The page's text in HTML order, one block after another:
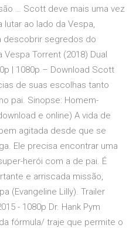
… Scott deve mais uma vez
ao lado da Vespa,
descobrir segredos do
Torrent (2018) Dual
| 1080p – Download Scott
de suas escolhas tanto
pai. Sinopse: Homem-
e online) A vida de
agitada desde que se
Ele precisa encontrar uma
herói com a de pai. É
e arriscada missão,
(Evangeline Lilly). Trailer
- 1080p Dr. Hank Pym
fórmula/ traje que permite o